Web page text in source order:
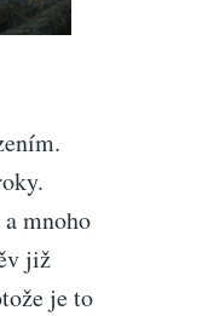
mnoho
již
je to